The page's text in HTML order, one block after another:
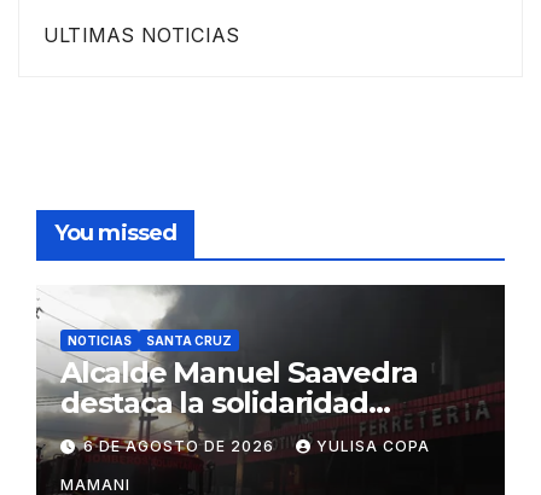
ULTIMAS NOTICIAS
You missed
NOTICIAS SANTA CRUZ
Alcalde Manuel Saavedra
destaca la solidaridad
durante la emergencia en
Barrio Lindo
6 DE AGOSTO DE 2026 YULISA COPA
MAMANI